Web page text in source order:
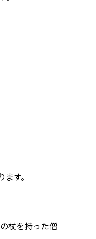
す。
杖を持った僧